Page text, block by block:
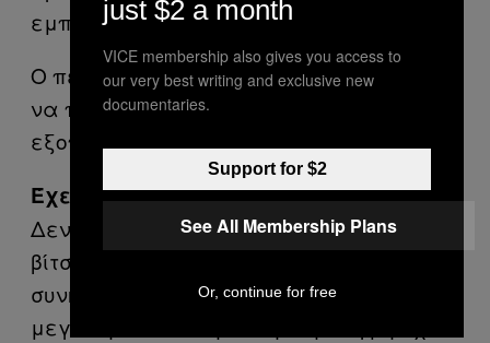
εμπιστεύομαι.
Ο πελάτης μού είχε στείλει λεφτά, για
να πάρω καινούργιο laptop και BDSM
εξοπλισμό, όπως μαστίγια και strap-on.
Έχεις πολλούς πελάτες;
Δεν υπάρχουν πολλοί Ινδοί που έχουν
βίτσιο με αυτό. Οι πελάτες μου είναι
συνήθως από άλλες χώρες. Μου έκανε
μεγάλη εντύπωση. Αυτήν τη στιγμή έχω
just $2 a month
VICE membership also gives you access to
our very best writing and exclusive new
documentaries.
Support for $2
See All Membership Plans
Or, continue for free